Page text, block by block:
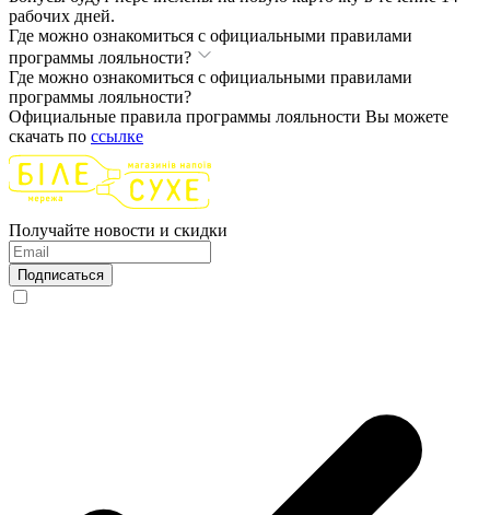
рабочих дней.
Где можно ознакомиться с официальными правилами
программы лояльности?
Где можно ознакомиться с официальными правилами
программы лояльности?
Официальные правила программы лояльности Вы можете
скачать по ссылке
Получайте новости и скидки
Подписаться